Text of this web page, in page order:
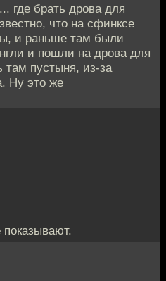
где брать дрова для
что на сфинксе
и раньше там были
и пошли на дрова для
там пустыня, из-за
Ну это же
показывают.